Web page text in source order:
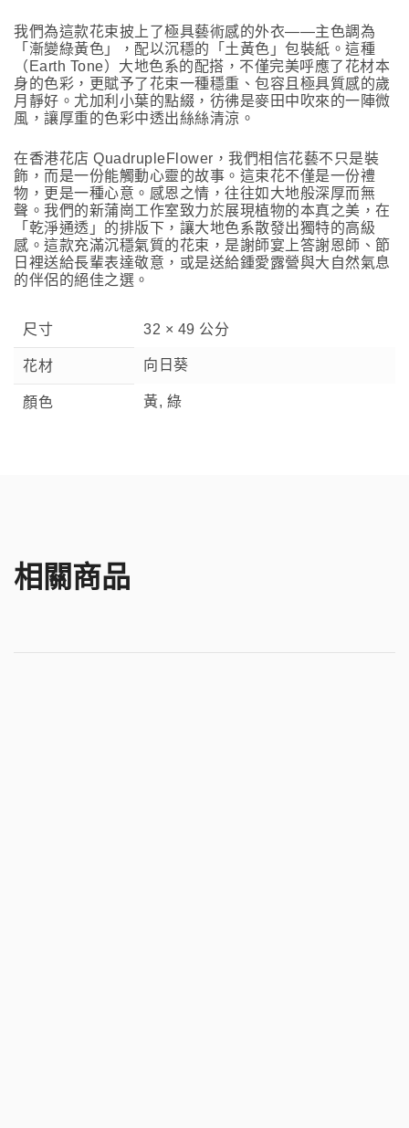
我們為這款花束披上了極具藝術感的外衣——主色調為
「漸變綠黃色」，配以沉穩的「土黃色」包裝紙。這種
（Earth Tone）大地色系的配搭，不僅完美呼應了花材本
身的色彩，更賦予了花束一種穩重、包容且極具質感的歲
月靜好。尤加利小葉的點綴，彷彿是麥田中吹來的一陣微
風，讓厚重的色彩中透出絲絲清涼。
在香港花店 QuadrupleFlower，我們相信花藝不只是裝
飾，而是一份能觸動心靈的故事。這束花不僅是一份禮
物，更是一種心意。感恩之情，往往如大地般深厚而無
聲。我們的新蒲崗工作室致力於展現植物的本真之美，在
「乾淨通透」的排版下，讓大地色系散發出獨特的高級
感。這款充滿沉穩氣質的花束，是謝師宴上答謝恩師、節
日裡送給長輩表達敬意，或是送給鍾愛露營與大自然氣息
的伴侶的絕佳之選。
尺寸 32 × 49 公分
花材 向日葵
顏色 黃, 綠
相關商品